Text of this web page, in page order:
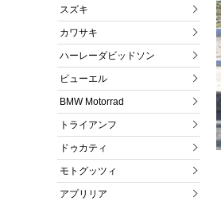
スズキ
カワサキ
ハーレーダビッドソン
ビューエル
BMW Motorrad
トライアンフ
ドゥカティ
モトグッツィ
アプリリア